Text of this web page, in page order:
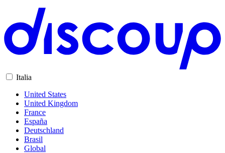
Italia
United States
United Kingdom
France
España
Deutschland
Brasil
Global